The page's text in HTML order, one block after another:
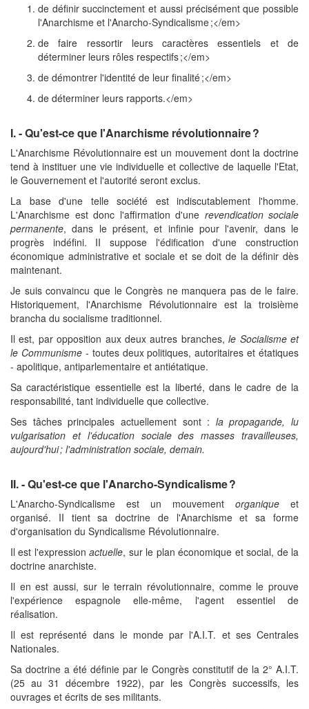
de définir succinctement et aussi précisément que possible
l'Anarchisme et l'Anarcho-Syndicalisme ;</em>
de faire ressortir leurs caractères essentiels et de
déterminer leurs rôles respectifs ;</em>
de démontrer l'identité de leur finalité ;</em>
de déterminer leurs rapports.</em>
I. - Qu'est-ce que l'Anarchisme révolutionnaire ?
L'Anarchisme Révolutionnaire est un mouvement dont la doctrine
tend à instituer une vie individuelle et collective de laquelle l'Etat,
le Gouvernement et l'autorité seront exclus.
La base d'une telle société est indiscutablement l'homme.
L'Anarchisme est donc l'affirmation d'une revendication sociale
permanente, dans le présent, et infinie pour l'avenir, dans le
progrès indéfini. II suppose l'édification d'une construction
économique administrative et sociale et se doit de la définir dès
maintenant.
Je suis convaincu que le Congrès ne manquera pas de le faire.
Historiquement, l'Anarchisme Révolutionnaire est la troisième
brancha du socialisme traditionnel.
Il est, par opposition aux deux autres branches,le Socialisme et
le Communisme- toutes deux politiques, autoritaires et étatiques
- apolitique, antiparlementaire et antiétatique.
Sa caractéristique essentielle est la liberté, dans le cadre de la
responsabilité, tant individuelle que collective.
Ses tâches principales actuellement sont : la propagande, lu
vulgarisation et l'éducation sociale des masses travailleuses,
aujourd'hui ; l'administration sociale, demain.
II. - Qu'est-ce que l'Anarcho-Syndicalisme ?
L'Anarcho-Syndicalisme est un mouvement organique et
organisé. II tient sa doctrine de l'Anarchisme et sa forme
d'organisation du Syndicalisme Révolutionnaire.
Il est l'expressionactuelle, sur le plan économique et social, de la
doctrine anarchiste.
Il en est aussi, sur le terrain révolutionnaire, comme le prouve
l'expérience espagnole elle-même, l'agent essentiel de
réalisation.
Il est représenté dans le monde par l'A.I.T. et ses Centrales
Nationales.
Sa doctrine a été définie par le Congrès constitutif de la 2° A.I.T.
(25 au 31 décembre 1922), par les Congrès successifs, les
ouvrages et écrits de ses militants.